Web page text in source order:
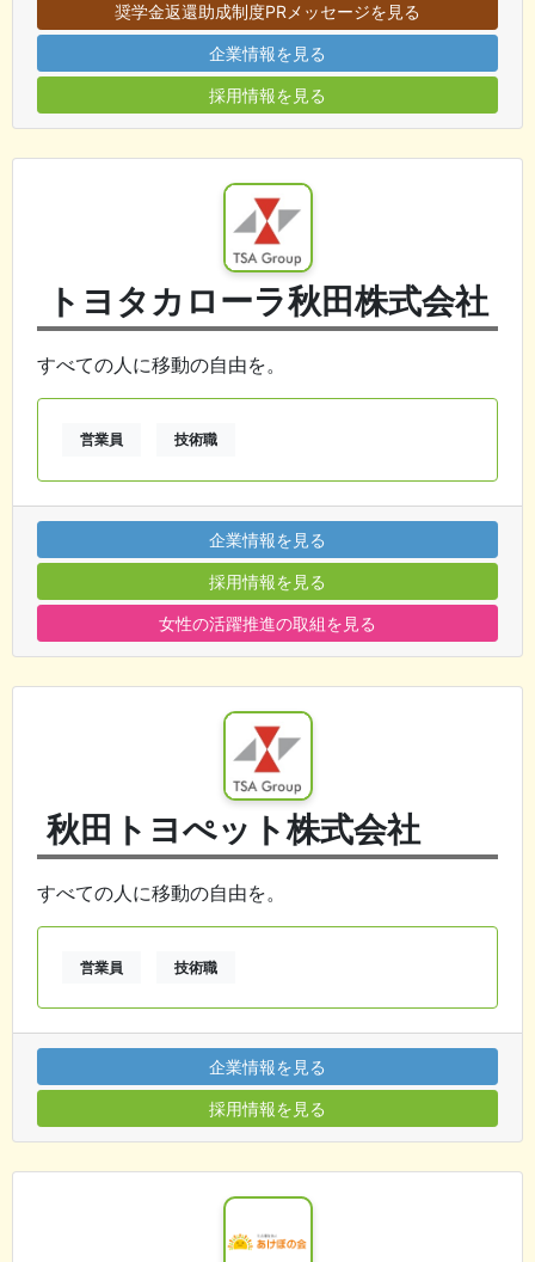
奨学金返還助成制度PRメッセージを見る
企業情報を見る
採用情報を見る
トヨタカローラ秋田株式会社
すべての人に移動の自由を。
営業員 技術職
企業情報を見る
採用情報を見る
女性の活躍推進の取組を見る
秋田トヨぺット株式会社
すべての人に移動の自由を。
営業員 技術職
企業情報を見る
採用情報を見る